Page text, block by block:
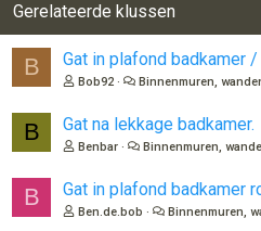
Gerelateerde klussen
B Gat in plafond badkamer
Bob92 Binnenmuren,
B Gat na lekkage badkamer.
Benbar Binnenmuren,
B Gat in plafond badkamer
Ben.de.bob Binnenmuren,